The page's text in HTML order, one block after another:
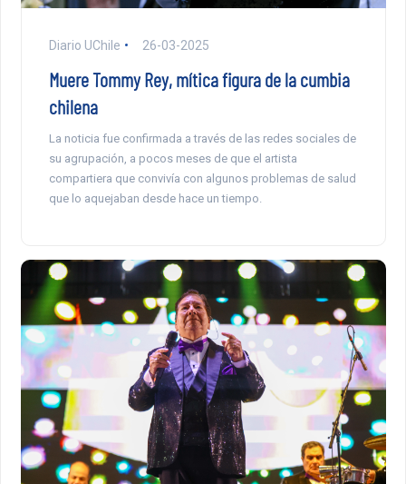
Diario UChile 26-03-2025
Muere Tommy Rey, mítica figura de la cumbia
chilena
La noticia fue confirmada a través de las redes sociales de
su agrupación, a pocos meses de que el artista
compartiera que convivía con algunos problemas de salud
que lo aquejaban desde hace un tiempo.